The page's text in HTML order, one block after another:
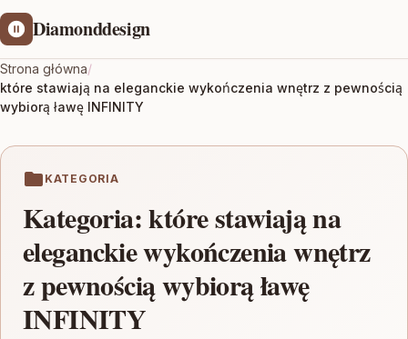
Diamonddesign
Strona główna/
które stawiają na eleganckie wykończenia wnętrz z pewnością
wybiorą ławę INFINITY
KATEGORIA
Kategoria:które stawiają na
eleganckie wykończenia wnętrz
z pewnością wybiorą ławę
INFINITY